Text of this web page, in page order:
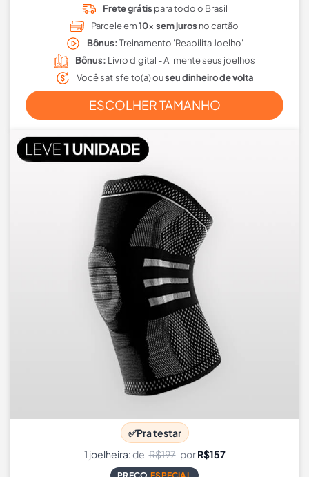
Frete grátis para todo o Brasil
Parcele em10x sem juros no cartão
Bônus:Treinamento 'Reabilita Joelho'
Bônus: Livro digital - Alimente seus joelhos
Você satisfeito(a) ouseu dinheiro de volta
ESCOLHER TAMANHO
✅Pra testar
1 joelheira:de R$197 porR$157